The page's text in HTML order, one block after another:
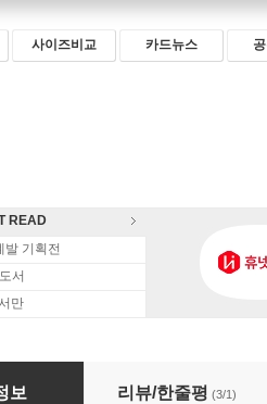
사이즈비교 카드뉴스
READ
발 기획전
서
만
마케터 語다
보 리뷰/한줄평 (3/1)